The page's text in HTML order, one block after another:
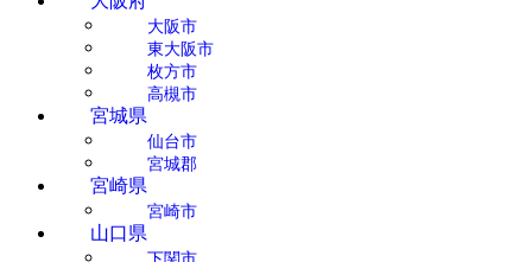
大阪市
東大阪市
枚方市
高槻市
宮城県
仙台市
宮城郡
宮崎県
宮崎市
山口県
下関市